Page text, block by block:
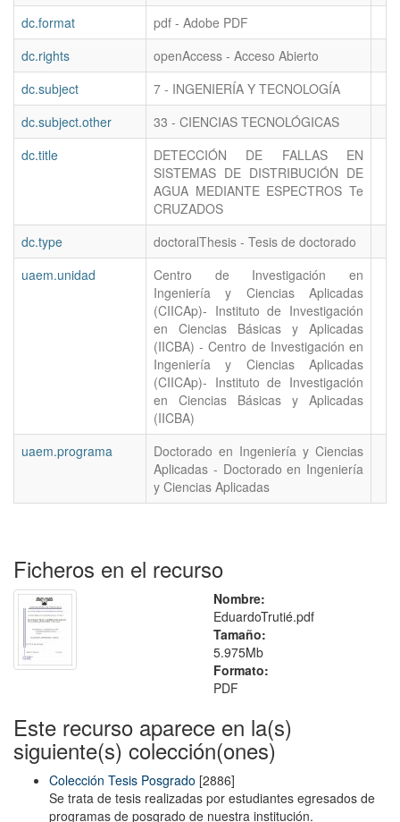
dc.format
pdf - Adobe PDF
dc.rights
openAccess - Acceso Abierto
dc.subject
7 - INGENIERÍA Y TECNOLOGÍA
dc.subject.other
33 - CIENCIAS TECNOLÓGICAS
dc.title
DETECCIÓN DE FALLAS EN
SISTEMAS DE DISTRIBUCIÓN DE
AGUA MEDIANTE ESPECTROS Te
CRUZADOS
dc.type
doctoralThesis - Tesis de doctorado
uaem.unidad
Centro de Investigación en
Ingeniería y Ciencias Aplicadas
(CIICAp)- Instituto de Investigación
en Ciencias Básicas y Aplicadas
(IICBA) - Centro de Investigación en
Ingeniería y Ciencias Aplicadas
(CIICAp)- Instituto de Investigación
en Ciencias Básicas y Aplicadas
(IICBA)
uaem.programa
Doctorado en Ingeniería y Ciencias
Aplicadas - Doctorado en Ingeniería
y Ciencias Aplicadas
Ficheros en el recurso
Nombre:
EduardoTrutié.pdf
Tamaño:
5.975Mb
Formato:
PDF
Este recurso aparece en la(s)
siguiente(s) colección(ones)
Colección Tesis Posgrado [2886]
Se trata de tesis realizadas por estudiantes egresados de
programas de posgrado de nuestra institución.